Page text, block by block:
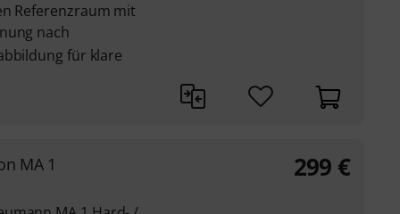
Referenzraum mit
nach
für klare
MA 1 299 €